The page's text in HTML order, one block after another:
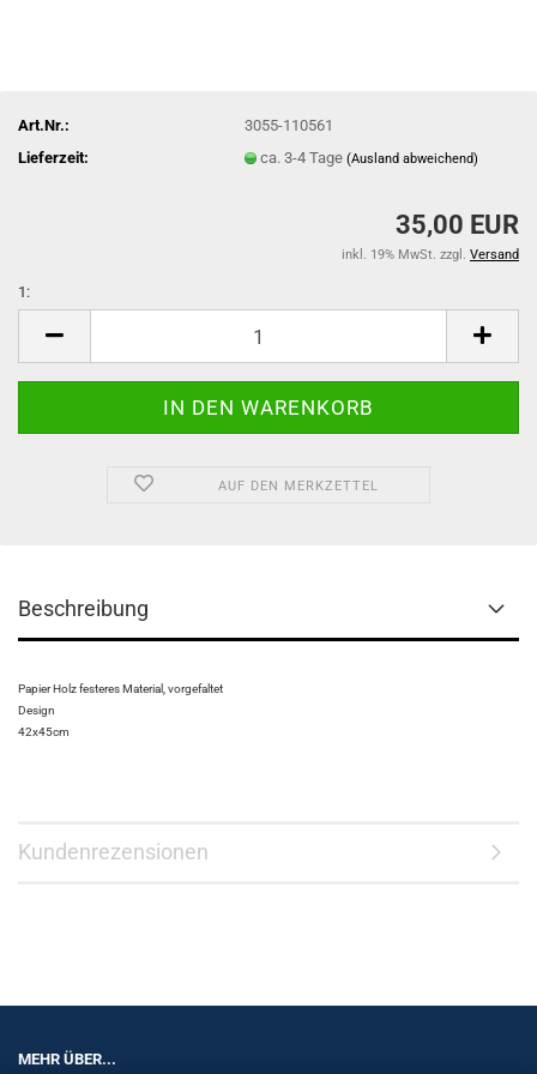
Art.Nr.:
3055-110561
Lieferzeit:
ca. 3-4 Tage(Ausland abweichend)
35,00 EUR
inkl. 19% MwSt. zzgl. Versand
1:
AUF DEN MERKZETTEL
Beschreibung
Papier Holz festeres Material, vorgefaltet
Design
42x45cm
Kundenrezensionen
MEHR ÜBER...